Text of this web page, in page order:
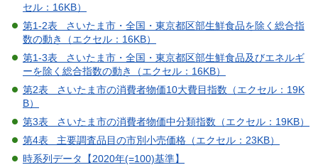
セル：16KB）
第1-2表 さいたま市・全国・東京都区部生鮮食品を除く総合指
数の動き（エクセル：16KB）
第1-3表 さいたま市・全国・東京都区部生鮮食品及びエネルギ
ーを除く総合指数の動き（エクセル：16KB）
第2表 さいたま市の消費者物価10大費目指数（エクセル：19K
B）
第3表 さいたま市の消費者物価中分類指数（エクセル：19KB）
第4表 主要調査品目の市別小売価格（エクセル：23KB）
時系列データ【2020年(=100)基準】